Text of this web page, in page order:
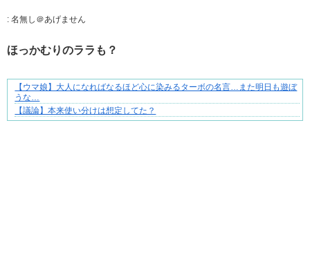
: 名無し＠あげません
ほっかむりのララも？
成長の先で気づいた想い、不器用な大人の恋
【ウマ娘】大人になればなるほど心に染みるターボの名言…また明日も遊ぼ
うな…
【議論】本来使い分けは想定してた？